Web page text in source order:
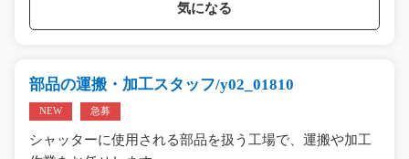
気になる
部品の運搬・加工スタッフ/y02_01810
NEW 急募
シャッターに使用される部品を扱う工場で、運搬や加工